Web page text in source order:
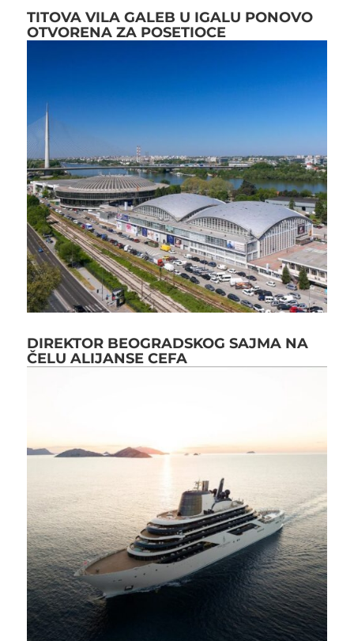
TITOVA VILA GALEB U IGALU PONOVO
OTVORENA ZA POSETIOCE
DIREKTOR BEOGRADSKOG SAJMA NA
ČELU ALIJANSE CEFA